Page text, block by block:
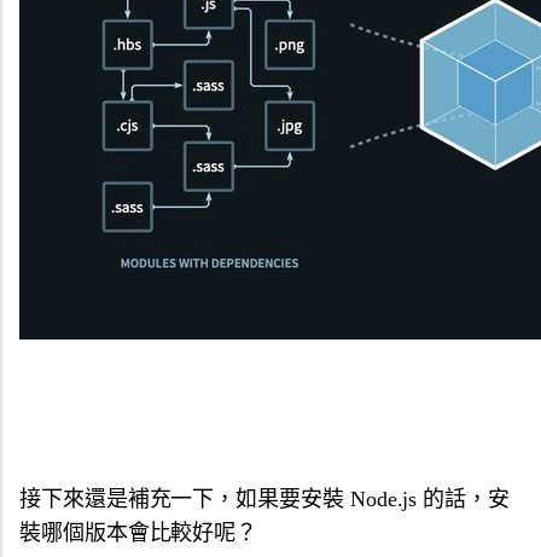
接下來還是補充一下，如果要安裝 Node.js 的話，安
裝哪個版本會比較好呢？